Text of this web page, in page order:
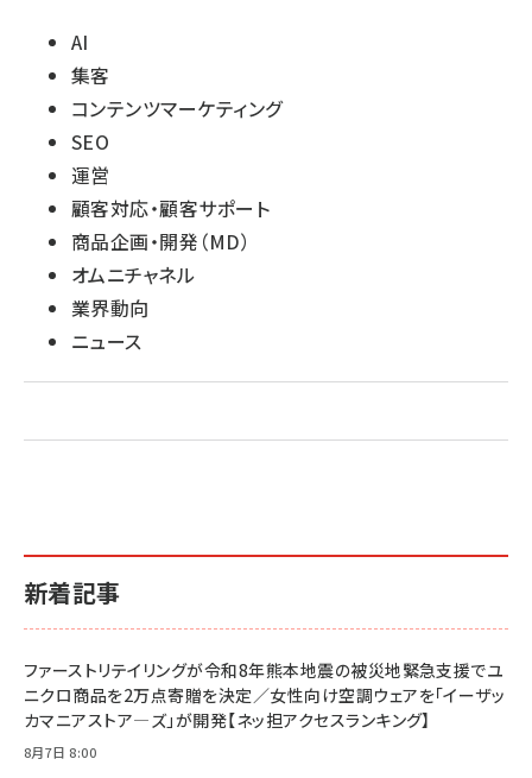
AI
集客
コンテンツマーケティング
SEO
運営
顧客対応・顧客サポート
商品企画・開発（MD）
オムニチャネル
業界動向
ニュース
新着記事
ファーストリテイリングが令和8年熊本地震の被災地緊急支援でユ
ニクロ商品を2万点寄贈を決定／女性向け空調ウェアを「イーザッ
カマニアストア―ズ」が開発【ネッ担アクセスランキング】
8月7日 8:00